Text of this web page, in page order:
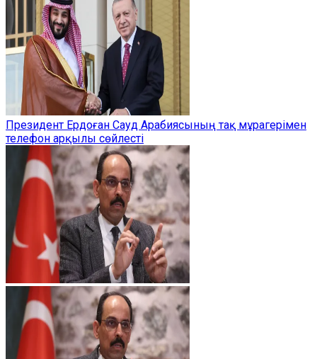
Президент Ердоған Сауд Арабиясының тақ мұрагерімен
телефон арқылы сөйлесті